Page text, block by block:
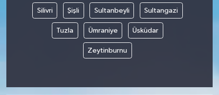
Silivri Şişli Sultanbeyli Sultangazi
Tuzla Ümraniye Üsküdar
Zeytinburnu